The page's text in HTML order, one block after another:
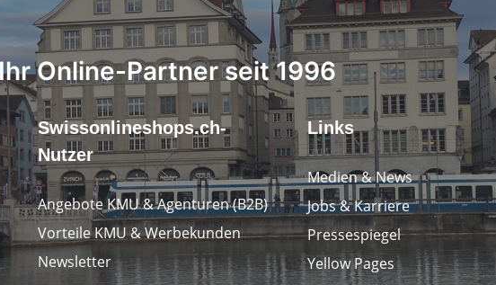
Online-Partner seit 1996
Swissonlineshops.ch-
Nutzer
Angebote KMU & Agenturen (B2B)
Vorteile KMU & Werbekunden
Newsletter
Links
Medien & News
Jobs & Karriere
Pressespiegel
Yellow Pages